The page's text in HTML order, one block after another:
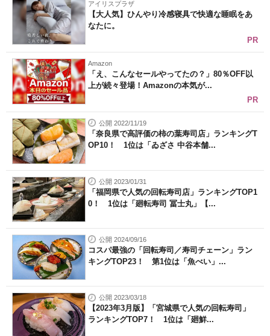
アイリスプラザ
【大人気】ひんやり冷感寝具で快適な睡眠をあ
なたに。
PR
Amazon
「え、こんなセールやってたの？」80％OFF以
上が続々登場！Amazonの本気が...
PR
公開 2022/11/19
「奈良県で高評価の柿の葉寿司店」ランキングT
OP10！ 1位は「ゐざさ 中谷本舗...
公開 2023/01/31
「福岡県で人気の回転寿司店」ランキングTOP1
0！ 1位は「廻転寿司 冨士丸」【...
公開 2024/09/16
コスパ最強の「回転寿司／寿司チェーン」ラン
キングTOP23！ 第1位は「魚べい」...
公開 2023/03/18
【2023年3月版】「宮城県で人気の回転寿司」
ランキングTOP7！ 1位は「廻鮮...